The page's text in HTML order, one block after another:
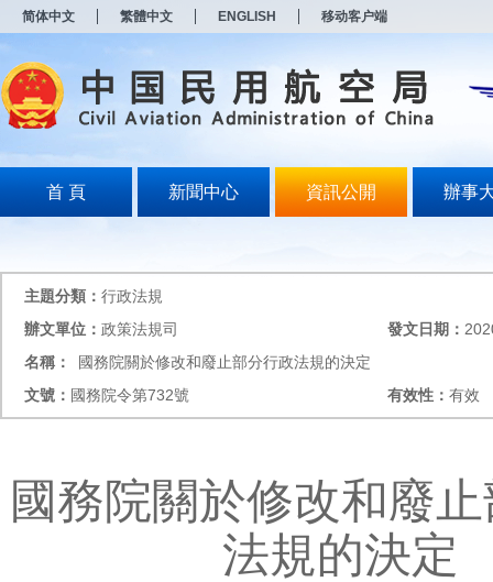
简体中文 繁體中文 ENGLISH 移动客户端
首 頁 新聞中心 資訊公開 辦事
主題分類： 行政法規
辦文單位： 政策法規司 發文日期：
名稱：
國務院關於修改和廢止部分行政法規的決定
文號： 國務院令第732號 有效性： 有效
國務院關於修改和廢
法規的決定
打
开
无
障
说
盲